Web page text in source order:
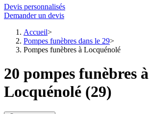
Devis personnalisés
Demander un devis
Accueil
Pompes funèbres dans le 29
Pompes funèbres à Locquénolé
20 pompes funèbres à
Locquénolé (29)